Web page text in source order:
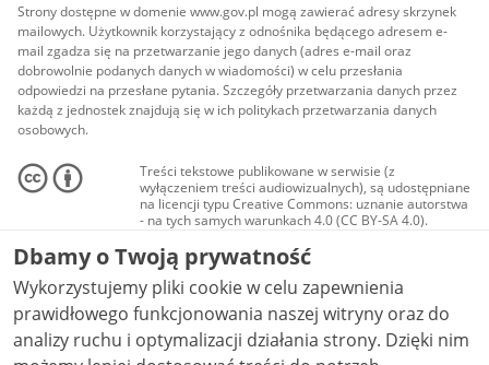
Strony dostępne w domenie www.gov.pl mogą zawierać adresy skrzynek
mailowych. Użytkownik korzystający z odnośnika będącego adresem e-
mail zgadza się na przetwarzanie jego danych (adres e-mail oraz
dobrowolnie podanych danych w wiadomości) w celu przesłania
odpowiedzi na przesłane pytania. Szczegóły przetwarzania danych przez
każdą z jednostek znajdują się w ich politykach przetwarzania danych
osobowych.
Treści tekstowe publikowane w serwisie (z
wyłączeniem treści audiowizualnych), są udostępniane
na licencji typu Creative Commons: uznanie autorstwa
- na tych samych warunkach 4.0 (CC BY-SA 4.0).
Materiały audiowizualne, w tym zdjęcia, materiały
audio i wideo, są udostępniane na licencji typu
Creative Commons: uznanie autorstwa użycie
niekomercyjne - bez utworów zależnych 4.0 (CC BY-
NC-ND 4.0), o ile nie jest to stwierdzone inaczej.
Dbamy o Twoją prywatność
Wykorzystujemy pliki cookie w celu zapewnienia
prawidłowego funkcjonowania naszej witryny oraz do
analizy ruchu i optymalizacji działania strony. Dzięki nim